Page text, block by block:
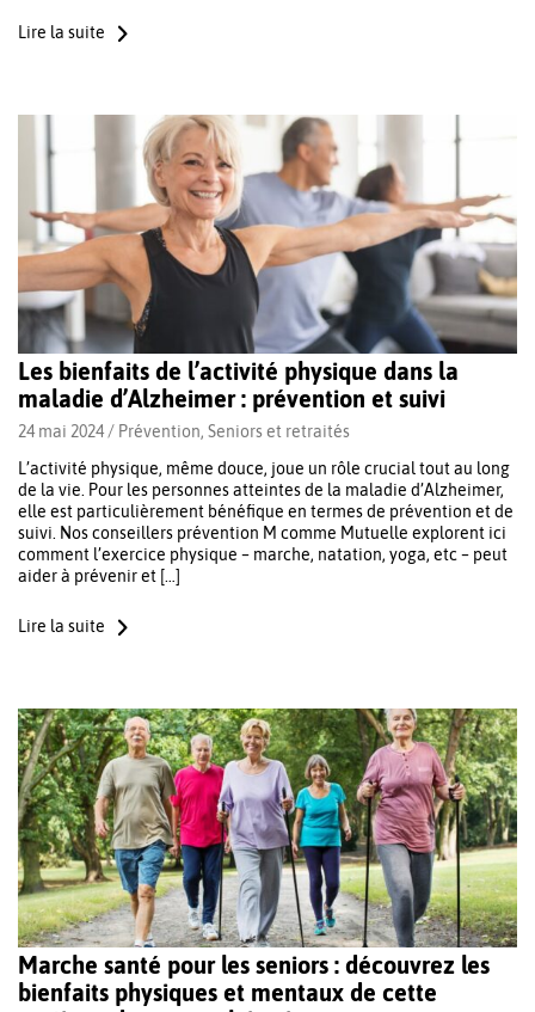
Lire la suite
Les bienfaits de l’activité physique dans la
maladie d’Alzheimer : prévention et suivi
24 mai 2024 / Prévention, Seniors et retraités
L’activité physique, même douce, joue un rôle crucial tout au long
de la vie. Pour les personnes atteintes de la maladie d’Alzheimer,
elle est particulièrement bénéfique en termes de prévention et de
suivi. Nos conseillers prévention M comme Mutuelle explorent ici
comment l’exercice physique – marche, natation, yoga, etc – peut
aider à prévenir et […]
Lire la suite
Marche santé pour les seniors : découvrez les
bienfaits physiques et mentaux de cette